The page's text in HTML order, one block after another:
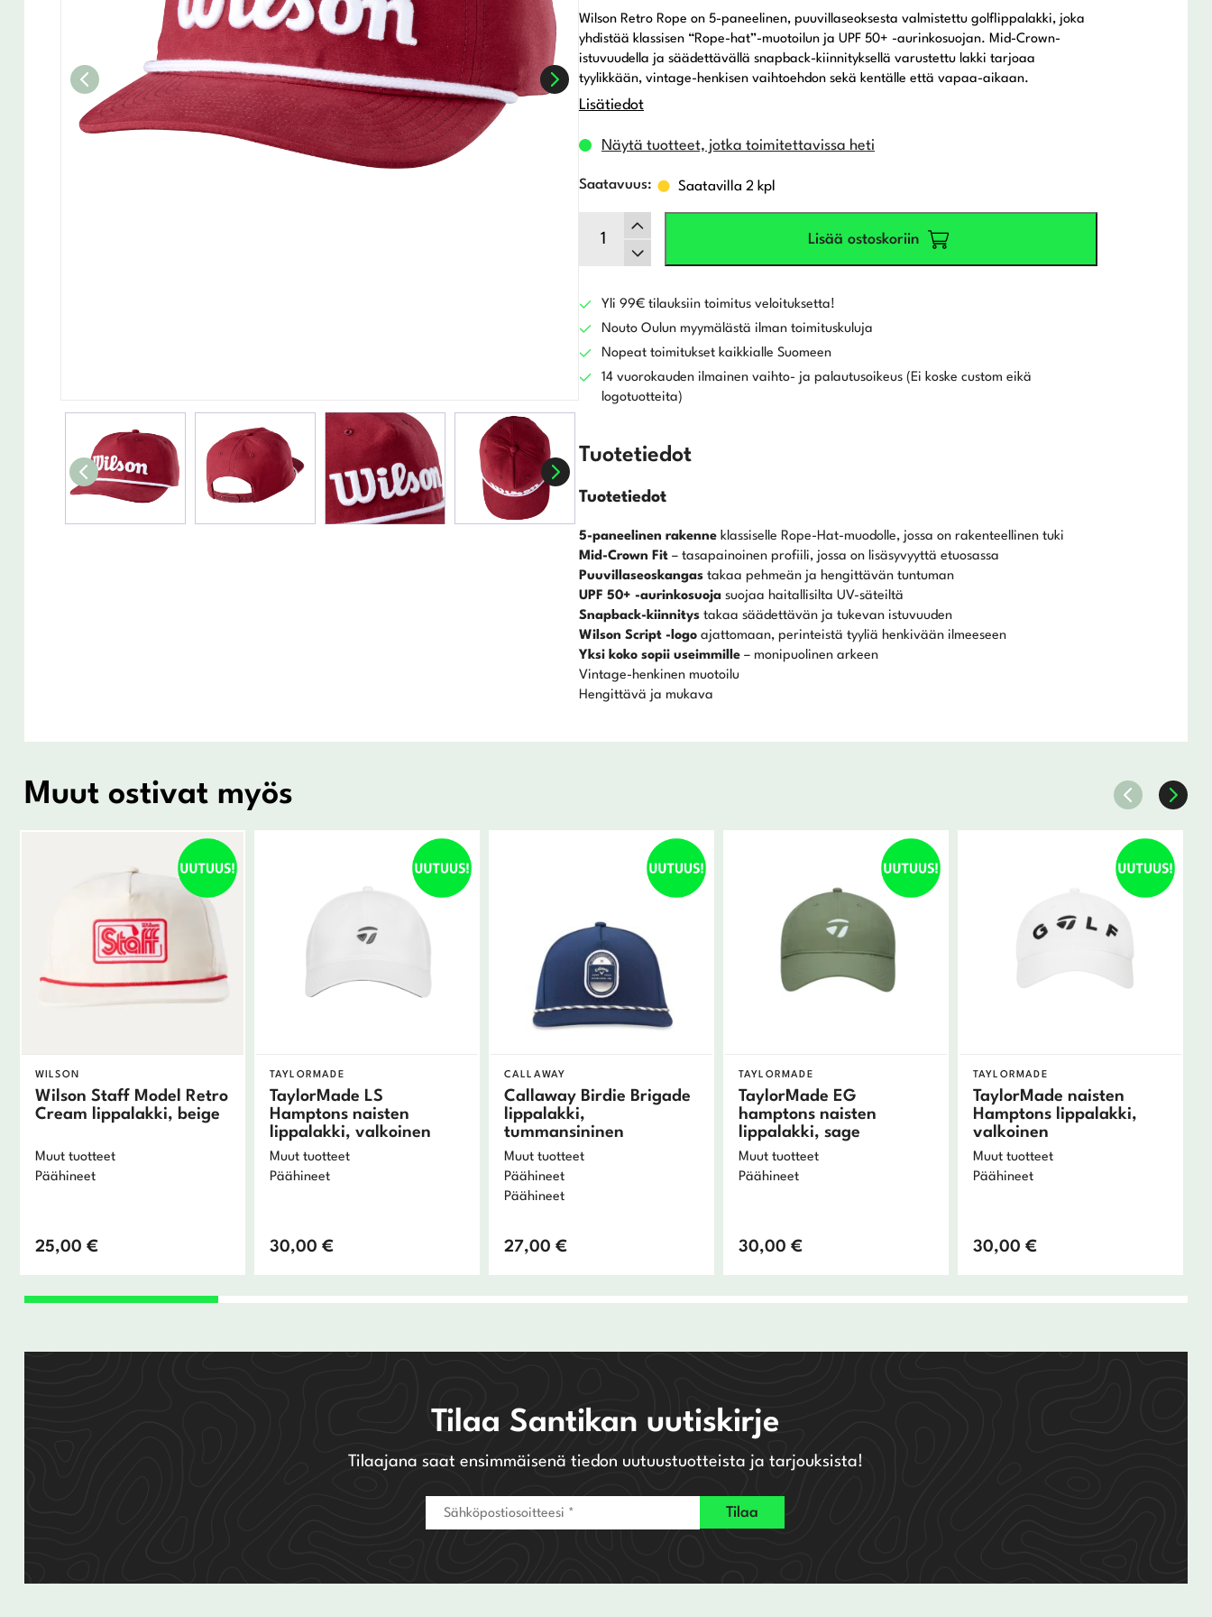
Miesten putterit
Miesten täyssetit
Naisten täyssetit
Naisten aloittelijan setit
Wilson Retro Rope on 5-paneelinen, puuvillaseoksesta valmistettu golflippalakki, joka
yhdistää klassisen “Rope-hat”-muotoilun ja UPF 50+ -aurinkosuojan. Mid-Crown-
istuvuudella ja säädettävällä snapback-kiinnityksellä varustettu lakki tarjoaa
tyylikkään, vintage-henkisen vaihtoehdon sekä kentälle että vapaa-aikaan.
Lisätiedot
Näytä tuotteet, jotka toimitettavissa heti
Saatavilla 2 kpl
Retro
lippalakki,
burgundy
Lisää ostoskoriin
Yli 99€ tilauksiin toimitus veloituksetta!
Nouto Oulun myymälästä ilman toimituskuluja
Nopeat toimitukset kaikkialle Suomeen
14 vuorokauden ilmainen vaihto- ja palautusoikeus (Ei koske custom eikä
logotuotteita)
Tuotetiedot
Tuotetiedot
5-paneelinen rakenneklassiselle Rope-Hat-muodolle, jossa on rakenteellinen tuki
Mid-Crown Fit– tasapainoinen profiili, jossa on lisäsyvyyttä etuosassa
Puuvillaseoskangastakaa pehmeän ja hengittävän tuntuman
UPF 50+ -aurinkosuojasuojaa haitallisilta UV-säteiltä
Snapback-kiinnitystakaa säädettävän ja tukevan istuvuuden
Wilson Script -logoajattomaan, perinteistä tyyliä henkivään ilmeeseen
Yksi koko sopii useimmille– monipuolinen arkeen
Vintage-henkinen muotoilu
Hengittävä ja mukava
Muut ostivat myös
WILSON
Wilson Staff Model Retro
Cream lippalakki, beige
Muut tuotteet
Päähineet
25,00 €
TAYLORMADE
TaylorMade LS
Hamptons naisten
lippalakki, valkoinen
Muut tuotteet
Päähineet
30,00 €
CALLAWAY
Callaway Birdie Brigade
lippalakki,
tummansininen
Muut tuotteet
Päähineet
Päähineet
27,00 €
TAYLORMADE
TaylorMade EG
hamptons naisten
lippalakki, sage
Muut tuotteet
Päähineet
30,00 €
TAYLORMADE
TaylorMade naisten
Hamptons lippalakki,
valkoinen
Muut tuotteet
Päähineet
30,00 €
Tilaa Santikan uutiskirje
Tilaajana saat ensimmäisenä tiedon uutuustuotteista ja tarjouksista!